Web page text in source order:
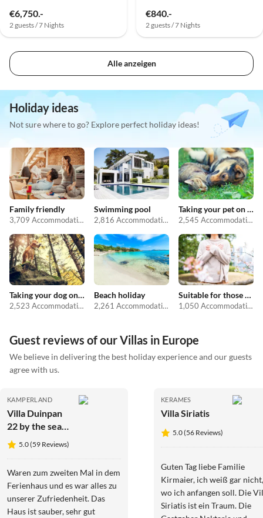
€6,750.-
2 guests / 7 Nights
€840.-
2 guests / 7 Nights
Alle anzeigen
Holiday ideas
Not sure where to go? Explore perfect holiday ideas!
Family friendly
3,709 Accommodations
Swimming pool
2,816 Accommodations
Taking your pet on holiday
2,545 Accommodations
Taking your dog on holiday
2,523 Accommodations
Beach holiday
2,261 Accommodations
Suitable for those with allergies
1,050 Accommodations
Guest reviews of our Villas in Europe
We believe in delivering the best holiday experience and our guests
agree with us.
KAMPERLAND
Villa Duinpan
22 by the sea
in De Banjaard
5.0 (59 Reviews)
Waren zum zweiten Mal in dem
Ferienhaus und es war alles zu
unserer Zufriedenheit. Das
Haus ist sauber, sehr gut
KERAMES
Villa Siriatis
5.0 (56 Reviews)
Guten Tag liebe Familie
Kirmaier, ich weiß gar nicht,
wo ich anfangen soll. Die
Siriatis ist ein Traum. Die